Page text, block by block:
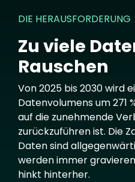
DIE HERAUSFORDERUNG
Zu viele
Rauschen
Von 2025 bis 2030 wird
Datenvolumens um 271
auf die zunehmende
zurückzuführen ist. Die
Daten sind
werden immer
hinkt hinterher.